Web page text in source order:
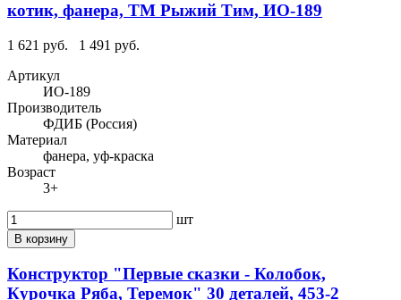
котик, фанера, ТМ Рыжий Тим, ИО-189
1 621 руб.
1 491 руб.
Артикул
ИО-189
Производитель
ФДИБ (Россия)
Материал
фанера, уф-краска
Возраст
3+
шт
В корзину
Конструктор "Первые сказки - Колобок,
Курочка Ряба, Теремок" 30 деталей, 453-2